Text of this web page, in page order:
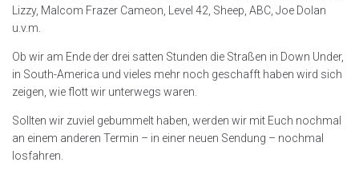
Lizzy, Malcom Frazer Cameon, Level 42, Sheep, ABC, Joe Dolan
u.v.m.
Ob wir am Ende der drei satten Stunden die Straßen in Down Under,
in South-America und vieles mehr noch geschafft haben wird sich
zeigen, wie flott wir unterwegs waren.
Sollten wir zuviel gebummelt haben, werden wir mit Euch nochmal
an einem anderen Termin – in einer neuen Sendung – nochmal
losfahren.